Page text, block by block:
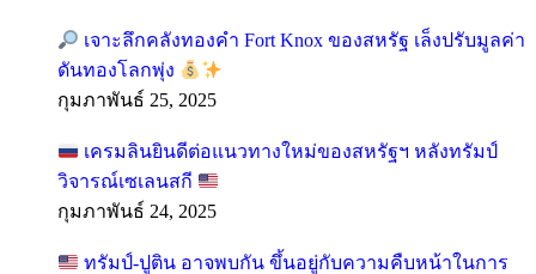
เจาะลึกคลังทองคำ Fort Knox ของสหรัฐ เล็งปรับมูลค่า
ดันทองโลกพุ่ง
กุมภาพันธ์ 25, 2025
เครมลินยินดีต่อแนวทางใหม่ของสหรัฐฯ หลังทรัมป์
วิจารณ์เซเลนสกี
กุมภาพันธ์ 24, 2025
ทรัมป์-ปูติน อาจพบกัน ขึ้นอยู่กับความคืบหน้าในการ